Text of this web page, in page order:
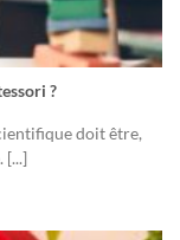
?
doit être,
[...]